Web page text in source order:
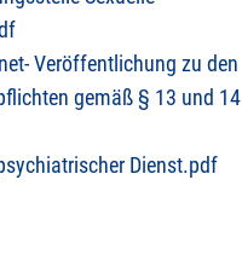
Veröffentlichung zu den
gemäß § 13 und 14
Dienst.pdf